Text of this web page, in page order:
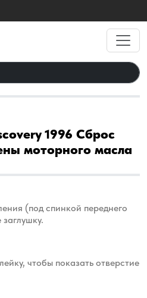
1996 Сброс
моторного масла
(под спинкой переднего
чтобы показать отверстие